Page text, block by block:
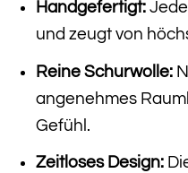
Handgefertigt:
und zeugt von
Reine Schurwolle:
angenehmes
Gefühl.
Zeitloses Design: